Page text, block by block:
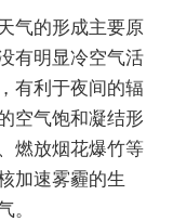
气的形成主要原
有明显冷空气活
有利于夜间的辐
空气饱和凝结形
燃放烟花爆竹等
加速雾霾的生
。